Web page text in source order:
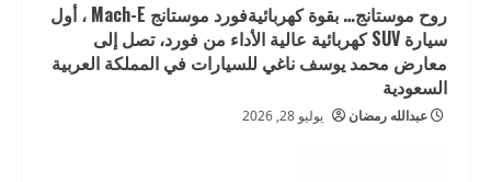
روح موستانج… بقوة كهربائيةفورد موستانج Mach-E ، أول
سيارة SUV كهربائية عالية الأداء من فورد، تصل إلى
معارض محمد يوسف ناغي للسيارات في المملكة العربية
السعودية
عبدالله رمضان يوليو 28, 2026